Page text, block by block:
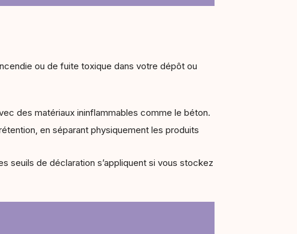
ou de fuite toxique dans votre dépôt ou
des matériaux ininflammables comme le béton.
en séparant physiquement les produits
seuils de déclaration s’appliquent si vous stockez